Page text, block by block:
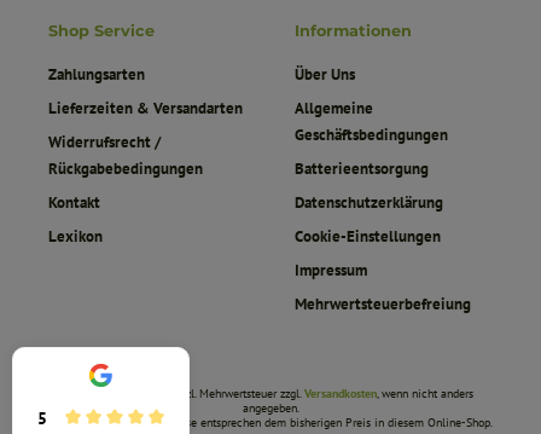
5
Shop Service
Zahlungsarten
Lieferzeiten & Versandarten
Widerrufsrecht /
Rückgabebedingungen
Kontakt
Lexikon
Informationen
Über Uns
Allgemeine
Geschäftsbedingungen
Batterieentsorgung
Datenschutzerklärung
Cookie-Einstellungen
Impressum
Mehrwertsteuerbefreiung
* Alle Preise inkl. gesetzl. Mehrwertsteuer zzgl.Versandkosten, wenn nicht anders
angegeben.
Die durchgestrichenen Preise entsprechen dem bisherigen Preis in diesem Online-Shop.